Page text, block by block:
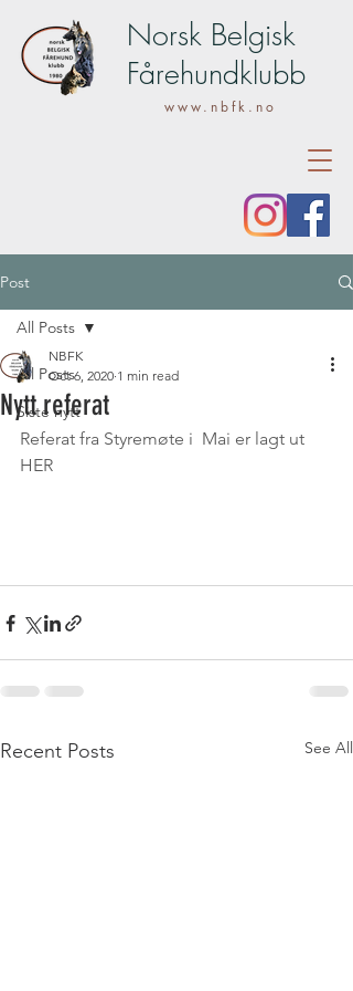
Norsk Belgisk
Fårehundklubb
www.nbfk.no
Post
All Posts
Siste nytt
All Posts
Nytt referat
NBFK
Oct 6, 2020 1 min read
Referat fra Styremøte i  Mai er lagt ut
HER
Recent Posts See All